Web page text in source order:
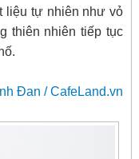
liệu tự nhiên như vỏ
thiên nhiên tiếp tục
Đan / CafeLand.vn